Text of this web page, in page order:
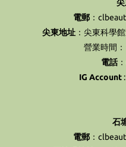
電郵 ：
尖東地址：尖東科學
營業時間
電話
IG Account:
石
電郵 ：